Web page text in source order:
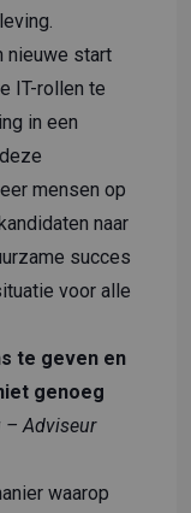
nieuwe start
IT-rollen te
in een
mensen op
naar
succes
voor alle
te geven en
genoeg
– Adviseur
waarop